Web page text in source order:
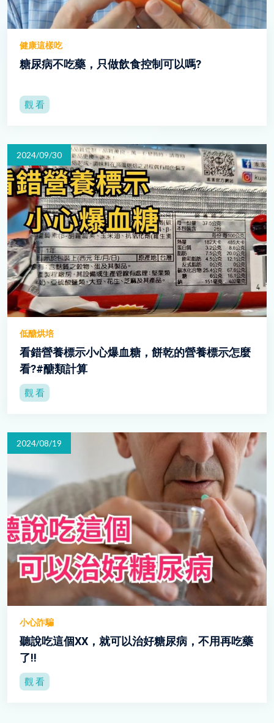
健康這樣吃
糖尿病不吃藥，只做飲食控制可以嗎?
觀 看
2024/09/30
低醣烘培
看錯營養標示小心爆血糖，餅乾的營養標示怎麼
看?#醣類計算
觀 看
2024/08/19
小心詐騙
聽說吃這個XX，就可以治好糖尿病，不用再吃藥
了!!
觀 看